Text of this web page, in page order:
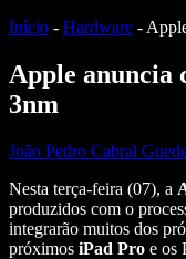
Início - Hardware -
Apple anuncia
3nm
João Pedro Cabral
Nesta terça-feira (07), a
produzidos com o
integrarão muitos dos
próximos iPad Pro e os